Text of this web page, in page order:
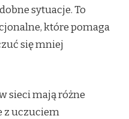
sytuacje. To
które pomaga
się mniej
sieci mają różne
z uczuciem